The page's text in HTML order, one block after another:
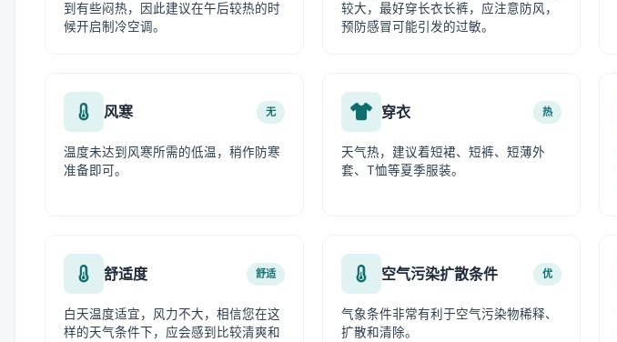
到有些闷热，因此建议在午后较热的时
候开启制冷空调。
较大，最好穿长衣长裤，应注意防风，
预防感冒可能引发的过敏。
风寒 无
温度未达到风寒所需的低温，稍作防寒
准备即可。
穿衣 热
天气热，建议着短裙、短裤、短薄外
套、T恤等夏季服装。
舒适度 舒适
白天温度适宜，风力不大，相信您在这
样的天气条件下，应会感到比较清爽和
空气污染扩散条件 优
气象条件非常有利于空气污染物稀释、
扩散和清除。